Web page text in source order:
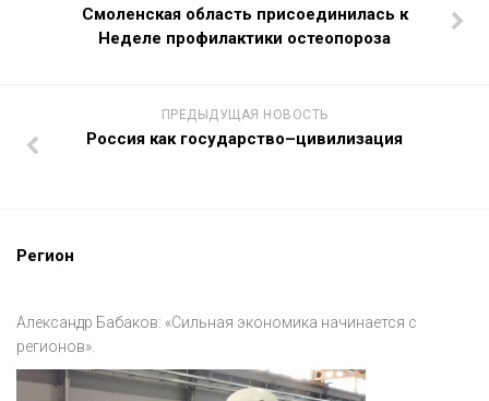
Смоленская область присоединилась к
Неделе профилактики остеопороза
ПРЕДЫДУЩАЯ НОВОСТЬ
Россия как государство–цивилизация
Регион
Александр Бабаков: «Сильная экономика начинается с
регионов».